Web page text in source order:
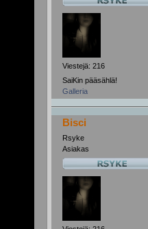
Viestejä: 216
SaiKin pääsählä!
Galleria
Bisci
Rsyke
Asiakas